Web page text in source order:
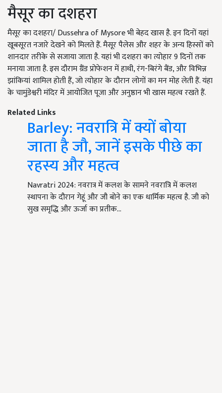
मैसूर का दशहरा
मैसूर का दशहरा/ Dussehra of Mysore भी बेहद खास है. इन दिनों यहां
खूबसूरत नजारे देखने को मिलते हैं. मैसूर पैलेस और शहर के अन्य हिस्सों को
शानदार तरीके से सजाया जाता है. यहां भी दशहरा का त्योहार 9 दिनों तक
मनाया जाता है. इस दौराम ग्रैंड प्रोफेशन में हाथी, रंग-बिरंगे बैंड, और विभिन्न
झांकियां शामिल होती हैं, जो त्योहार के दौरान लोगों का मन मोह लेती हैं. यंहा
के चामुंडेश्वरी मंदिर में आयोजित पूजा और अनुष्ठान भी खास महत्व रखते हैं.
Related Links
Barley: नवरात्रि में क्यों बोया
जाता है जौ, जानें इसके पीछे का
रहस्य और महत्व
Navratri 2024: नवरात्र में कलश के सामने नवरात्रि में कलश
स्थापना के दौरान गेहूं और जौ बोने का एक धार्मिक महत्व है. जौ को
सुख समृद्धि और ऊर्जा का प्रतीक…